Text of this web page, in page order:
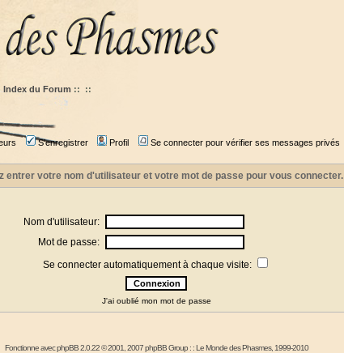
Index du Forum :: ::
S'enregistrer Profil Se connecter pour vérifier ses messages privés
entrer votre nom d'utilisateur et votre mot de passe pour vous connecter.
Nom d'utilisateur:
Mot de passe:
Se connecter automatiquement à chaque visite:
J'ai oublié mon mot de passe
Fonctionne avecphpBB2.0.22 © 2001, 2007 phpBB Group : :Le Monde des Phasmes, 1999-2010